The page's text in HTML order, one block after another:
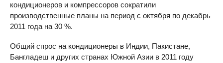
кондиционеров и компрессоров сократили
производственные планы на период с октября по декабрь
2011 года на 30 %.
Общий спрос на кондиционеры в Индии, Пакистане,
Бангладеш и других странах Южной Азии в 2011 году